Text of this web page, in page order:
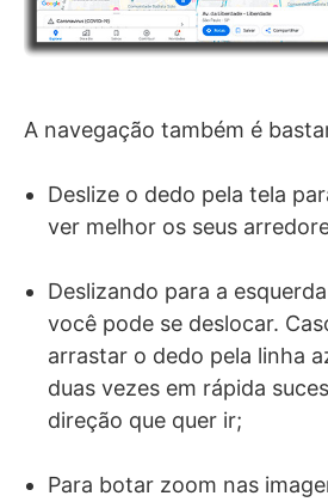
A navegação também é
Deslize o dedo pela tela
ver melhor os seus
Deslizando para a
você pode se deslocar.
arrastar o dedo pela linha
duas vezes em rápida
direção que quer ir;
Para botar zoom nas